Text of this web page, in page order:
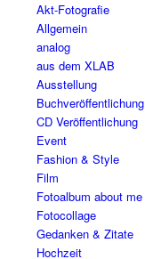
Akt-Fotografie
Allgemein
analog
aus dem XLAB
Ausstellung
Buchveröffentlichung
CD Veröffentlichung
Event
Fashion & Style
Film
Fotoalbum about me
Fotocollage
Gedanken & Zitate
Hochzeit